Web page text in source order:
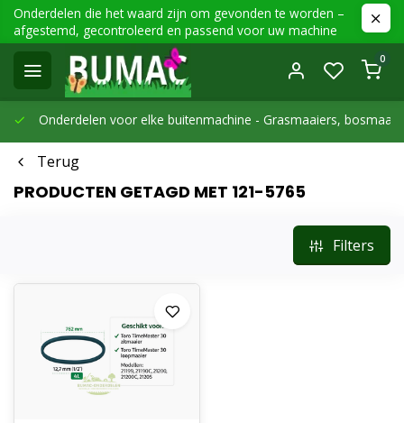
Onderdelen die het waard zijn om gevonden te worden –
afgestemd, gecontroleerd en passend voor uw machine
0
Onderdelen voor elke buitenmachine - Grasmaaiers,
Terug
PRODUCTEN GETAGD MET 121-5765
Filters